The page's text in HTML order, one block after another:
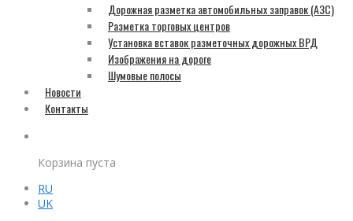
Дорожная разметка автомобильных заправок (АЗС)
Разметка торговых центров
Установка вставок разметочных дорожных ВРД
Изображения на дороге
Шумовые полосы
Новости
Контакты
Корзина пуста
RU
UK